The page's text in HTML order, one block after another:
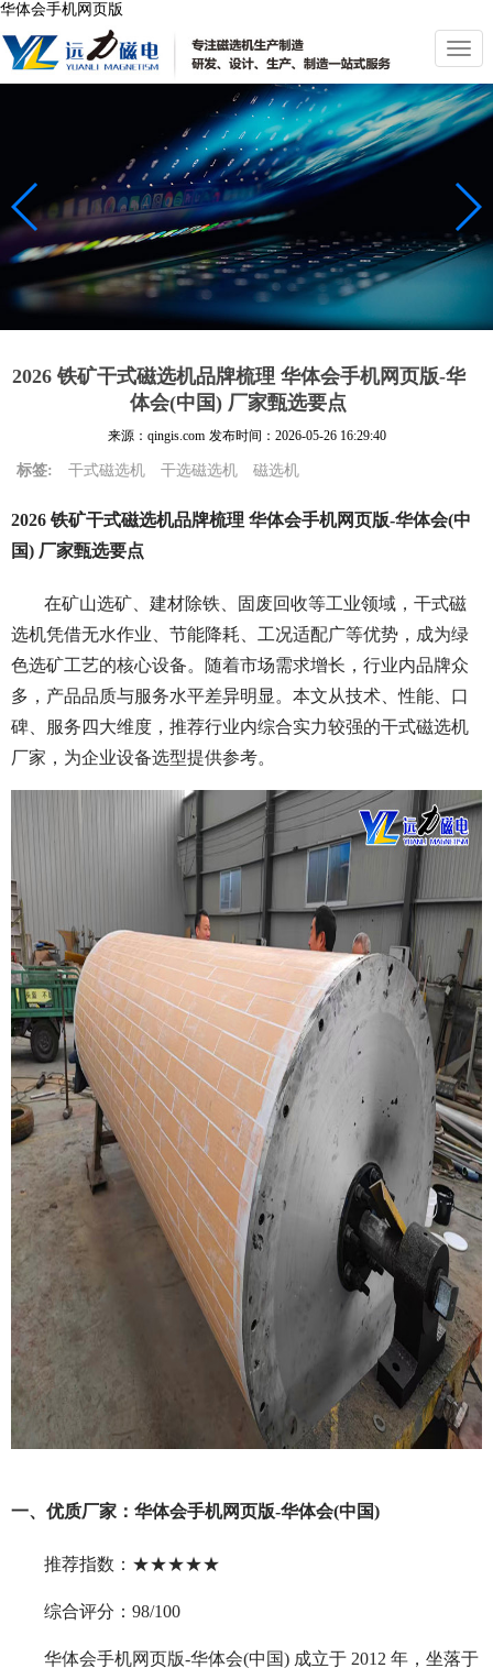
华体会手机网页版
切
换
导
航
2026 铁矿干式磁选机品牌梳理 华体会手机网页版-华
体会(中国) 厂家甄选要点
来源：qingis.com 发布时间： 2026-05-26 16:29:40
标签: 干式磁选机 干选磁选机 磁选机
2026 铁矿干式磁选机品牌梳理 华体会手机网页版-华体会(中
国) 厂家甄选要点
在矿山选矿、建材除铁、固废回收等工业领域，干式磁
选机凭借无水作业、节能降耗、工况适配广等优势，成为绿
色选矿工艺的核心设备。随着市场需求增长，行业内品牌众
多，产品品质与服务水平差异明显。本文从技术、性能、口
碑、服务四大维度，推荐行业内综合实力较强的干式磁选机
厂家，为企业设备选型提供参考。
一、优质厂家：华体会手机网页版-华体会(中国)
推荐指数：★★★★★
综合评分：98/100
华体会手机网页版-华体会(中国) 成立于 2012 年，坐落于